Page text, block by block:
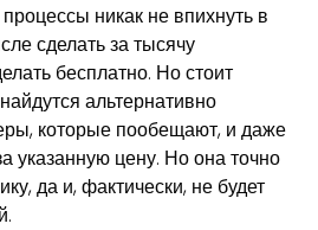
никак не впихнуть в
сделать за тысячу
бесплатно. Но стоит
альтернативно
которые пообещают, и даже
указанную цену. Но она точно
да и, фактически, не будет